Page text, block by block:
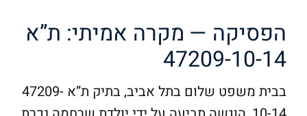
הפסיקה — מקרה אמיתי: ת”א
47209-10-14
בבית משפט שלום בתל אביב, בתיק ת”א 47209-